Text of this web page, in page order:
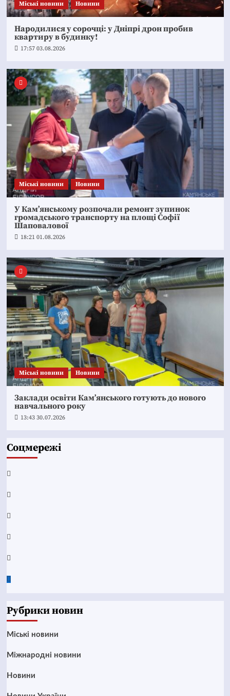
Mіські новини Новини
Народилися у сорочці: у Дніпрі дрон пробив
квартиру в будинку!
17:57 03.08.2026
Mіські новини Новини
У Кам’янському розпочали ремонт зупинок
громадського транспорту на площі Софії
Шаповалової
18:21 01.08.2026
Mіські новини Новини
Заклади освіти Кам’янського готують до нового
навчального року
13:43 30.07.2026
Соцмережі
Facebook
YouTube
Telegram
Instagram
Twitter
Google
Рубрики новин
Mіські новини
Міжнародні новини
Новини